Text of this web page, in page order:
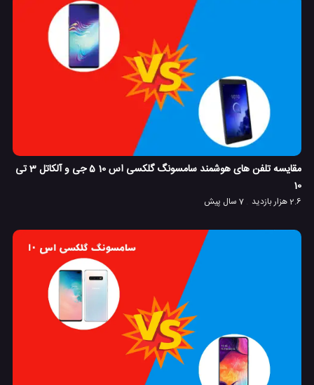
مقایسه تلفن های هوشمند سامسونگ گلکسی اس 10 5 جی و آلکاتل 3 تی
10
2.6 هزار بازدید 7 سال پیش